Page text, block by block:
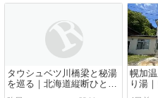
タウシュベツ川橋梁と秘湯
を巡る｜北海道縦断ひとり
旅【五日目】
幌加
り湯
境の